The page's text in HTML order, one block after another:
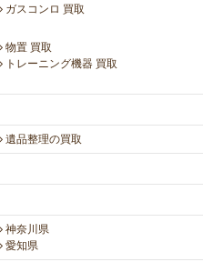
ガスコンロ 買取
物置 買取
トレーニング機器 買取
遺品整理の買取
神奈川県
愛知県